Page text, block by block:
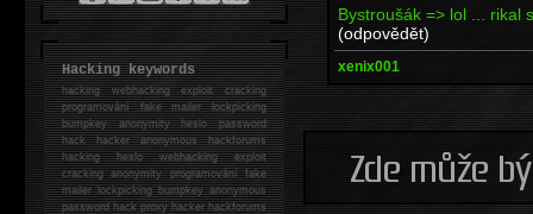
Bystroušák => lol ... rikal
(odpovědět)
xenix001
Hacking keywords
hackingwebhacking exploit cracking
programování fake mailer lockpicking
bumpkey anonymity heslo password
hackhacker anonymous hackforums
hackingheslo webhacking exploit
cracking anonymity programování fake
mailer lockpicking bumpkey anonymous
password hack proxy hacker hackforums